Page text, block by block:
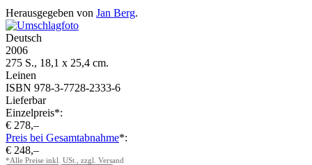
Herausgegeben von Jan Berg.
Deutsch
2006
275 S., 18,1 x 25,4 cm.
Leinen
ISBN 978-3-7728-2333-6
Lieferbar
Einzelpreis*:
€ 278,–
Preis bei Gesamtabnahme*:
€ 248,–
*Alle Preise inkl. USt., zzgl. Versand